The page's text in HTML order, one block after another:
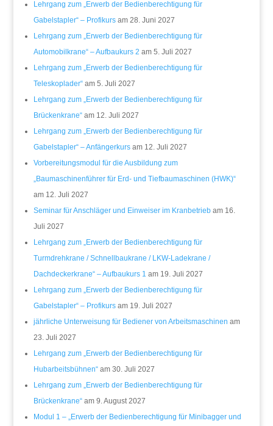
Lehrgang zum „Erwerb der Bedienberechtigung für
Gabelstapler“ – Profikursam 28. Juni 2027
Lehrgang zum „Erwerb der Bedienberechtigung für
Automobilkrane“ – Aufbaukurs 2 am 5. Juli 2027
Lehrgang zum „Erwerb der Bedienberechtigung für
Teleskoplader“am 5. Juli 2027
Lehrgang zum „Erwerb der Bedienberechtigung für
Brückenkrane“am 12. Juli 2027
Lehrgang zum „Erwerb der Bedienberechtigung für
Gabelstapler“ – Anfängerkursam 12. Juli 2027
Vorbereitungsmodul für die Ausbildung zum
„Baumaschinenführer für Erd- und Tiefbaumaschinen (HWK)“
am 12. Juli 2027
Seminar für Anschläger und Einweiser im Kranbetriebam 16.
Juli 2027
Lehrgang zum „Erwerb der Bedienberechtigung für
Turmdrehkrane / Schnellbaukrane / LKW-Ladekrane /
Dachdeckerkrane“ – Aufbaukurs 1 am 19. Juli 2027
Lehrgang zum „Erwerb der Bedienberechtigung für
Gabelstapler“ – Profikursam 19. Juli 2027
jährliche Unterweisung für Bediener von Arbeitsmaschinen am
23. Juli 2027
Lehrgang zum „Erwerb der Bedienberechtigung für
Hubarbeitsbühnen“am 30. Juli 2027
Lehrgang zum „Erwerb der Bedienberechtigung für
Brückenkrane“am 9. August 2027
Modul 1 – „Erwerb der Bedienberechtigung für Minibagger und